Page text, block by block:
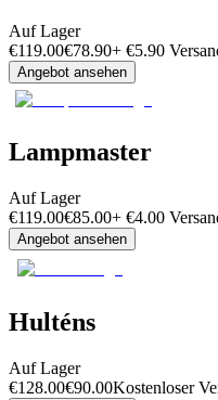
Auf Lager
€119.00€78.90+ €5.90
Angebot ansehen
Lampmaster
Auf Lager
€119.00€85.00+ €4.00
Angebot ansehen
Hulténs
Auf Lager
€128.00€90.00Kostenloser